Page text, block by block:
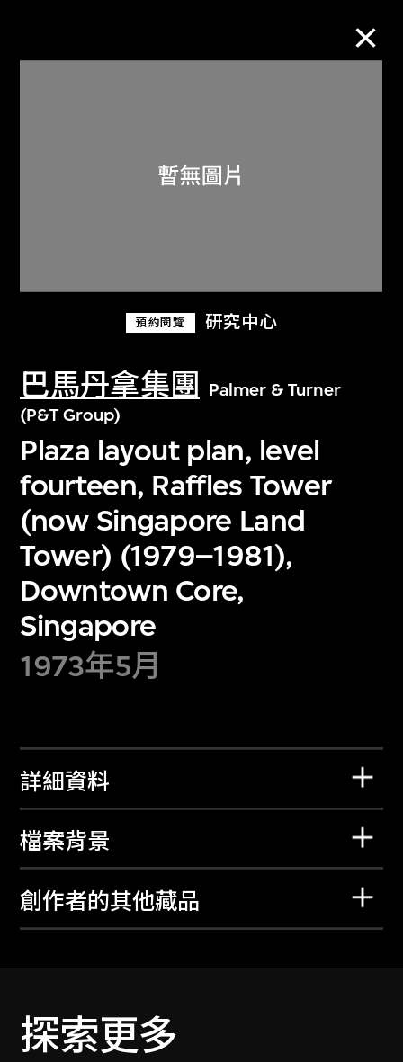
預約閱覽 研究中心
巴馬丹拿集團
Palmer & Turner
(P&T Group)
Plaza layout plan, level
fourteen, Raffles Tower
(now Singapore Land
Tower) (1979–1981),
Downtown Core,
Singapore
1973年5月
詳細資料
檔案背景
創作者的其他藏品
探索更多
關於M+藏品
探索世界頂級的二十及二十一世紀視覺
文化藏品。